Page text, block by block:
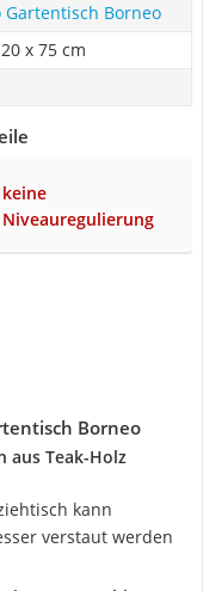
Gartentisch Borneo
x 75 cm
keine
Niveauregulierung
Borneo
aus Teak-Holz
kann
verstaut werden